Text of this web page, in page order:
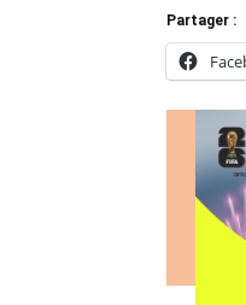
Partager :